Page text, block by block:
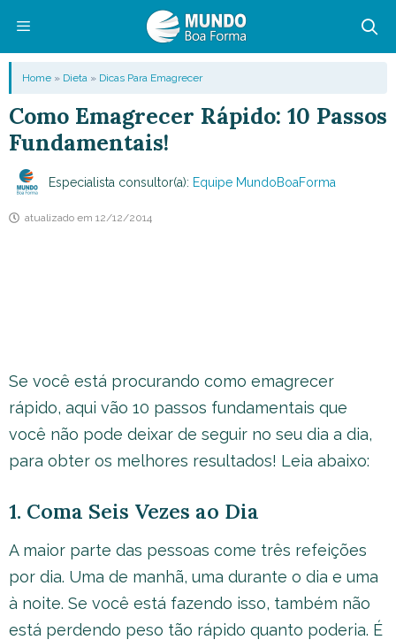
conteúdo
Menu
Home » Dieta » Dicas Para Emagrecer
Como Emagrecer Rápido: 10 Passos
Fundamentais!
Especialista consultor(a): Equipe MundoBoaForma
atualizado em 12/12/2014
Se você está procurando como emagrecer
rápido, aqui vão 10 passos fundamentais que
você não pode deixar de seguir no seu dia a dia,
para obter os melhores resultados! Leia abaixo:
1. Coma Seis Vezes ao Dia
A maior parte das pessoas come três refeições
por dia. Uma de manhã, uma durante o dia e uma
à noite. Se você está fazendo isso, também não
está perdendo peso tão rápido quanto poderia. É